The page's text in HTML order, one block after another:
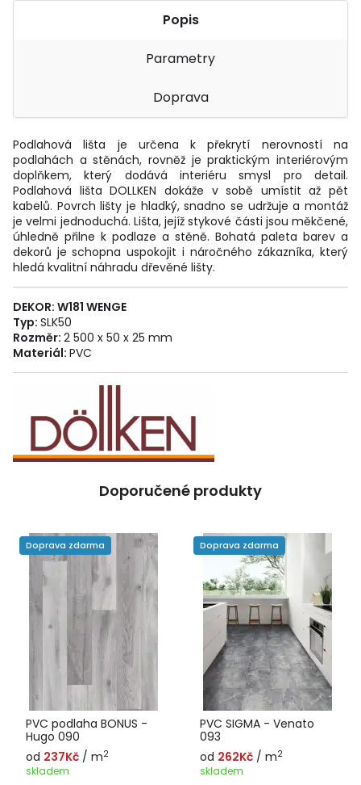
Popis
Parametry
Doprava
Podlahová lišta je určena k překrytí nerovností na
podlahách a stěnách, rovněž je praktickým interiérovým
doplňkem, který dodává interiéru smysl pro detail.
Podlahová lišta DOLLKEN dokáže v sobě umístit až pět
kabelů. Povrch lišty je hladký, snadno se udržuje a montáž
je velmi jednoduchá. Lišta, jejíž stykové části jsou měkčené,
úhledně přilne k podlaze a stěně. Bohatá paleta barev a
dekorů je schopna uspokojit i náročného zákazníka, který
hledá kvalitní náhradu dřevěné lišty.
DEKOR: W181 WENGE
Typ: SLK50
Rozměr: 2 500 x 50 x 25 mm
Materiál: PVC
Doporučené produkty
PVC podlaha BONUS -
Hugo 090
od 237Kč / m2
skladem
Doprava zdarma
PVC SIGMA - Venato
093
od 262Kč / m2
skladem
Doprava zdarma